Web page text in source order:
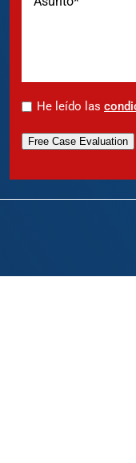
* He leído las
Free Case Evaluation